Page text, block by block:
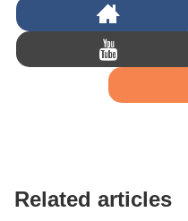
Related articles